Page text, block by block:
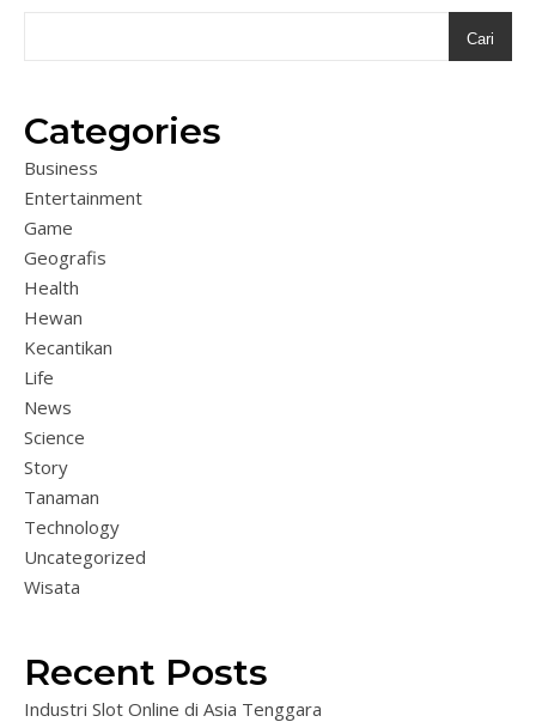
Cari
Categories
Business
Entertainment
Game
Geografis
Health
Hewan
Kecantikan
Life
News
Science
Story
Tanaman
Technology
Uncategorized
Wisata
Recent Posts
Industri Slot Online di Asia Tenggara